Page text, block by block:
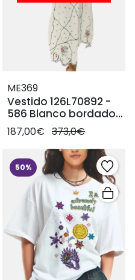
ME369
Vestido 126L70892 -
586 Blanco bordado
colores
187,00€ 373,0€
50%